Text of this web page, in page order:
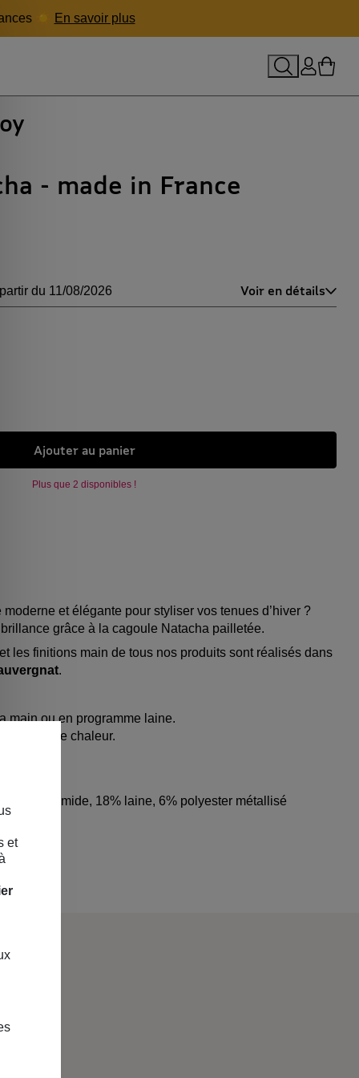
☀️ En savoir plus
Rechercher
Se Mon
- made in France
du 11/08/2026 Voir en détails
Ajouter au panier
Plus que 2 disponibles !
et élégante pour styliser vos tenues d’hiver ?
brillance grâce à la cagoule Natacha pailletée.
les finitions main de tous nos produits sont réalisés dans
.
main ou en programme laine.
source de chaleur.
polyamide, 18% laine, 6% polyester métallisé
le panier
et